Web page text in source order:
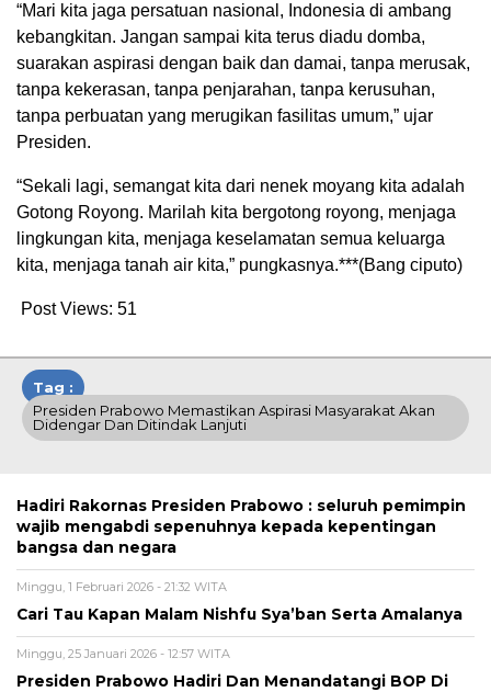
“Mari kita jaga persatuan nasional, Indonesia di ambang
kebangkitan. Jangan sampai kita terus diadu domba,
suarakan aspirasi dengan baik dan damai, tanpa merusak,
tanpa kekerasan, tanpa penjarahan, tanpa kerusuhan,
tanpa perbuatan yang merugikan fasilitas umum,” ujar
Presiden.
“Sekali lagi, semangat kita dari nenek moyang kita adalah
Gotong Royong. Marilah kita bergotong royong, menjaga
lingkungan kita, menjaga keselamatan semua keluarga
kita, menjaga tanah air kita,” pungkasnya.***(Bang ciputo)
Post Views: 51
Tag :
Presiden Prabowo Memastikan Aspirasi Masyarakat Akan
Didengar Dan Ditindak Lanjuti
Hadiri Rakornas Presiden Prabowo : seluruh pemimpin
wajib mengabdi sepenuhnya kepada kepentingan
bangsa dan negara
Minggu, 1 Februari 2026 - 21:32 WITA
Cari Tau Kapan Malam Nishfu Sya’ban Serta Amalanya
Minggu, 25 Januari 2026 - 12:57 WITA
Presiden Prabowo Hadiri Dan Menandatangi BOP Di